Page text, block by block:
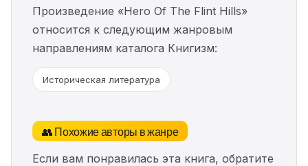
Произведение «Hero Of The Flint Hills»
относится к следующим жанровым
направлениям каталога Книгизм:
Историческая литература
👥 Похожие авторы в жанре
Если вам понравилась эта книга, обратите